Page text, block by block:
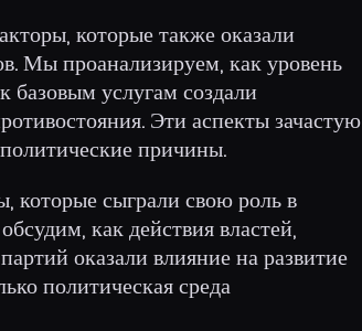
которые также оказали
Мы проанализируем, как уровень
базовым услугам создали
Эти аспекты зачастую
причины.
которые сыграли свою роль в
как действия властей,
оказали влияние на развитие
политическая среда